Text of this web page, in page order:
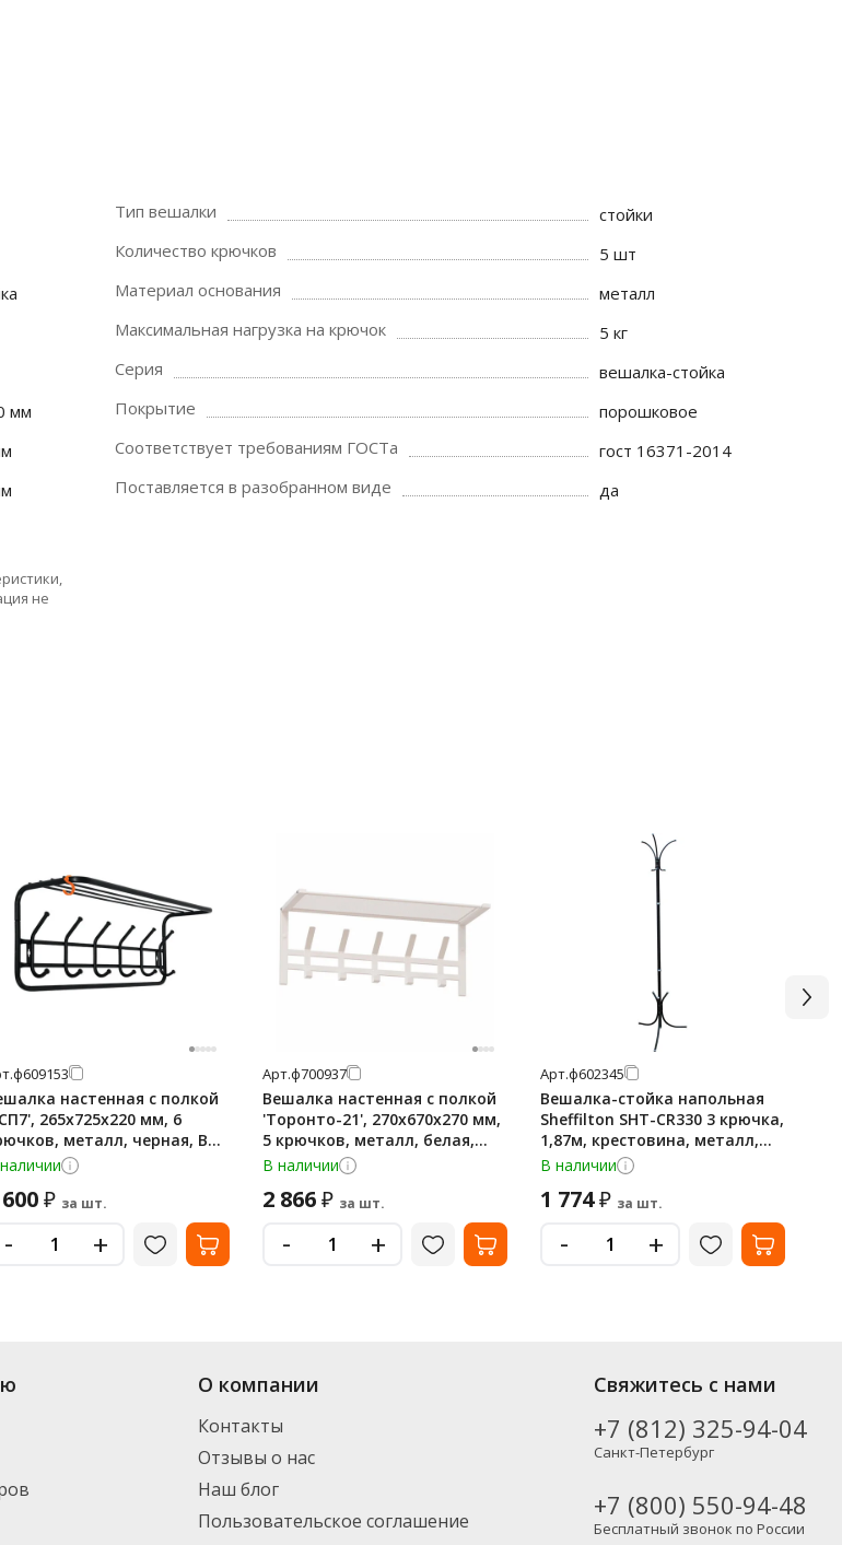
мм
Тип вешалки
стойки
Количество крючков
5 шт
Материал основания
металл
Максимальная нагрузка на крючок
5 кг
Серия
вешалка-стойка
Покрытие
порошковое
Соответствует требованиям ГОСТа
гост 16371-2014
Поставляется в разобранном виде
да
не
ф609153
настенная с полкой
265х725х220 мм, 6
металл, черная, ВСП
₽ за шт.
- +
Арт.ф700937
Вешалка настенная с полкой
'Торонто-21', 270х670х270 мм,
5 крючков, металл, белая,
ВСПТ21 Б
В наличии
2 866₽ за шт.
- +
Арт.ф602345
Вешалка-стойка напольная
Sheffilton SHT-CR330 3 крючка,
1,87м, крестовина, металл,
черный
В наличии
1 774₽ за шт.
- +
О компании
Контакты
Отзывы о нас
Наш блог
Пользовательское соглашение
Свяжитесь с нами
+7 (812) 325-94-04
Санкт-Петербург
+7 (800) 550-94-48
Бесплатный звонок по России